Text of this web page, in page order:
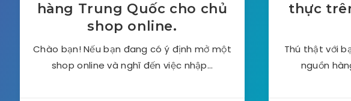
hàng Trung Quốc cho chủ
shop online.
Chào bạn! Nếu bạn đang có ý định mở một
shop online và nghĩ đến việc nhập…
thực
Thú thật với
nguồn